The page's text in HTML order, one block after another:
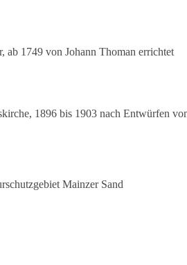
ab 1749 von Johann Thoman errichtet
1896 bis 1903 nach Entwürfen
Mainzer Sand